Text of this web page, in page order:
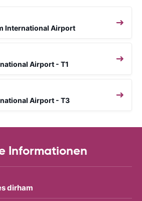
International Airport
Airport - T1
Airport - T3
Informationen
dirham